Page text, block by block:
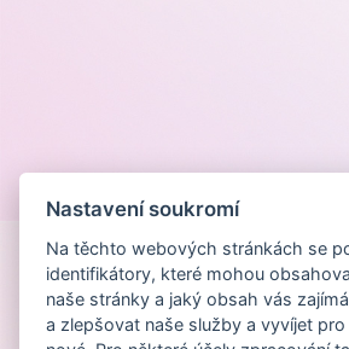
Nastavení soukromí
Na těchto webových stránkách se
identifikátory, které mohou
naše stránky a jaký obsah vás
a zlepšovat naše služby a vyvíjet